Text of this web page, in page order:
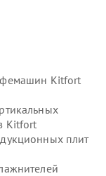
Kitfort
Kitfort
плит